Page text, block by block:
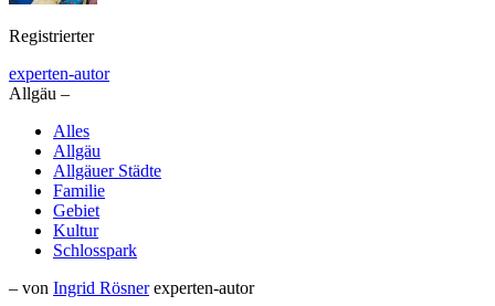
Registrierter
experten-autor
Allgäu –
Alles
Allgäu
Allgäuer Städte
Familie
Gebiet
Kultur
Schlosspark
– von Ingrid Rösner experten-autor